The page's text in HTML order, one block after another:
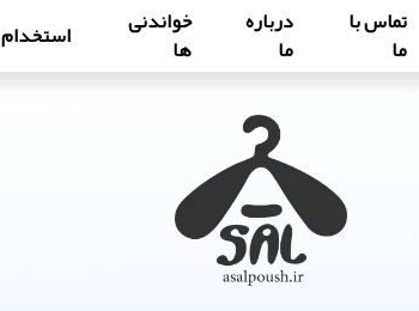
تماس با
ما
درباره
ما
خواندنی
ها استخدام